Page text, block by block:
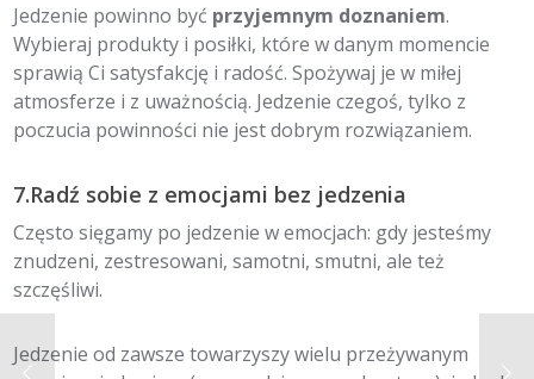
Jedzenie powinno być przyjemnym doznaniem.
Wybieraj produkty i posiłki, które w danym momencie
sprawią Ci satysfakcję i radość. Spożywaj je w miłej
atmosferze i z uważnością. Jedzenie czegoś, tylko z
poczucia powinności nie jest dobrym rozwiązaniem.
7.Radź sobie z emocjami bez jedzenia
Często sięgamy po jedzenie w emocjach: gdy jesteśmy
znudzeni, zestresowani, samotni, smutni, ale też
szczęśliwi.
Jedzenie od zawsze towarzyszy wielu przeżywanym